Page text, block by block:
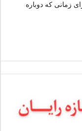
زمانی که دوباره